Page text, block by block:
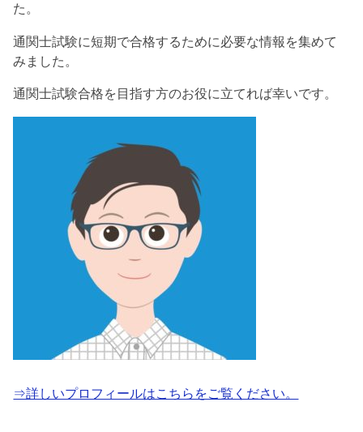
た。
通関士試験に短期で合格するために必要な情報を集めて
みました。
通関士試験合格を目指す方のお役に立てれば幸いです。
⇒詳しいプロフィールはこちらをご覧ください。